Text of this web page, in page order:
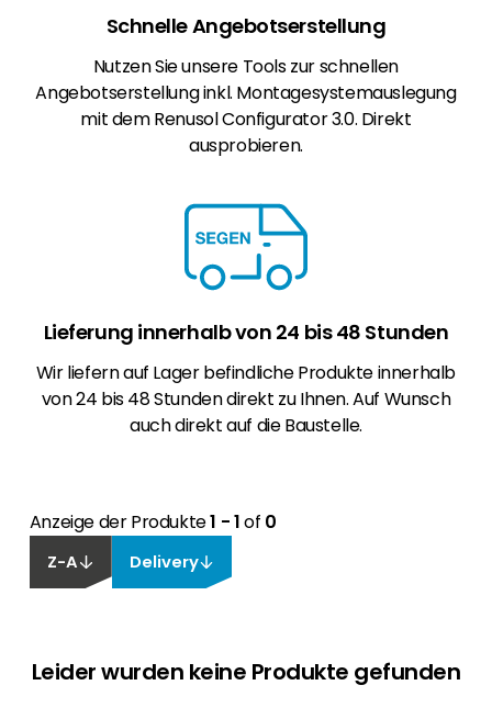
Schnelle Angebotserstellung
Nutzen Sie unsere Tools zur schnellen
Angebotserstellung inkl. Montagesystemauslegung
mit dem Renusol Configurator 3.0. Direkt
ausprobieren.
Lieferung innerhalb von 24 bis 48 Stunden
Wir liefern auf Lager befindliche Produkte innerhalb
von 24 bis 48 Stunden direkt zu Ihnen. Auf Wunsch
auch direkt auf die Baustelle.
Anzeige der Produkte1 - 1of 0
Z-A Delivery
Leider wurden keine Produkte gefunden